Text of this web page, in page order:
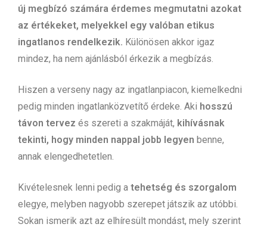
új megbízó számára érdemes megmutatni azokat
az értékeket, melyekkel egy valóban etikus
ingatlanos rendelkezik. Különösen akkor igaz
mindez, ha nem ajánlásból érkezik a megbízás.
Hiszen a verseny nagy az ingatlanpiacon, kiemelkedni
pedig minden ingatlanközvetítő érdeke. Aki hosszú
távon tervez és szereti a szakmáját, kihívásnak
tekinti, hogy minden nappal jobb legyen benne,
annak elengedhetetlen.
Kivételesnek lenni pedig a tehetség és szorgalom
elegye, melyben nagyobb szerepet játszik az utóbbi.
Sokan ismerik azt az elhíresült mondást, mely szerint